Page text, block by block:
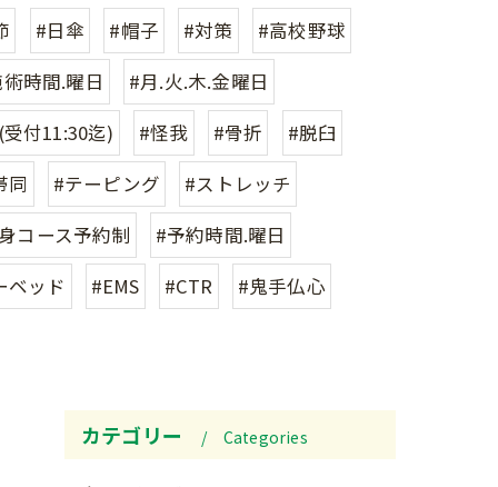
#日傘 #帽子 #対策
#高校野球
時間.曜日
#月.火.木.金曜日
付11:30迄) #怪我 #骨折
#脱臼
同 #テーピング
#ストレッチ
コース予約制
#予約時間.曜日
ベッド #EMS #CTR
#鬼手仏心
カテゴリー Categories